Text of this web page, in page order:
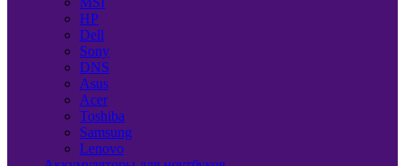
HP
Dell
Sony
DNS
Asus
Acer
Toshiba
Samsung
Lenovo